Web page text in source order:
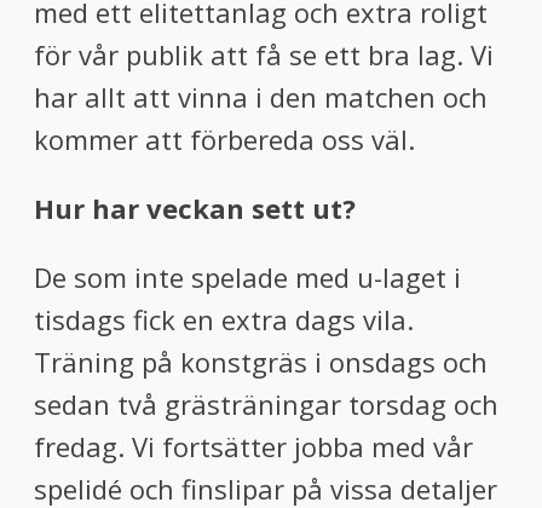
med ett elitettanlag och extra roligt
för vår publik att få se ett bra lag. Vi
har allt att vinna i den matchen och
kommer att förbereda oss väl.
Hur har veckan sett ut?
De som inte spelade med u-laget i
tisdags fick en extra dags vila.
Träning på konstgräs i onsdags och
sedan två grästräningar torsdag och
fredag. Vi fortsätter jobba med vår
spelidé och finslipar på vissa detaljer